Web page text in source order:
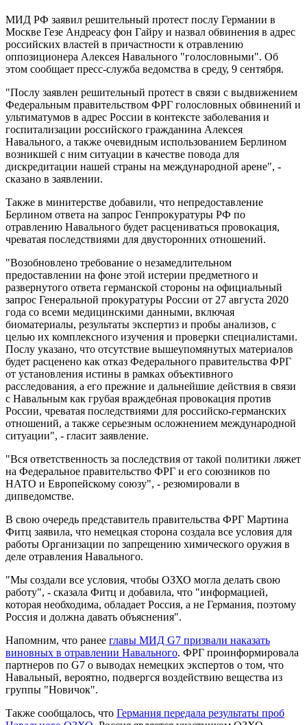
МИД РФ заявил решительный протест послу Германии в
Москве Гезе Андреасу фон Гайру и назвал обвинения в адрес
российских властей в причастности к отравлению
оппозиционера Алексея Навального "голословными". Об
этом сообщает пресс-служба ведомства в среду, 9 сентября.
"Послу заявлен решительный протест в связи с выдвижением
Федеральным правительством ФРГ голословных обвинений и
ультиматумов в адрес России в контексте заболевания и
госпитализации российского гражданина Алексея
Навального, а также очевидным использованием Берлином
возникшей с ним ситуации в качестве повода для
дискредитации нашей страны на международной арене", -
сказано в заявлении.
Также в минитерстве добавили, что непредоставление
Берлином ответа на запрос Генпрокуратуры РФ по
отравлению Навального будет расцениваться провокация,
чреватая последствиями для двусторонних отношений.
"Возобновлено требование о незамедлительном
предоставлении на фоне этой истерии предметного и
развернутого ответа германской стороны на официальный
запрос Генеральной прокуратуры России от 27 августа 2020
года со всеми медицинскими данными, включая
биоматериалы, результаты экспертиз и пробы анализов, с
целью их комплексного изучения и проверки специалистами.
Послу указано, что отсутствие вышеупомянутых материалов
будет расценено как отказ Федерального правительства ФРГ
от установления истины в рамках объективного
расследования, а его прежние и дальнейшие действия в связи
с Навальным как грубая враждебная провокация против
России, чреватая последствиями для российско-германских
отношений, а также серьезным осложнением международной
ситуации", - гласит заявление.
"Вся ответственность за последствия от такой политики ляжет
на Федеральное правительство ФРГ и его союзников по
НАТО и Европейскому союзу", - резюмировали в
дипведомстве.
В свою очередь представитель правительства ФРГ Мартина
Фитц заявила, что немецкая сторона создала все условия для
работы Организации по запрещению химического оружия в
деле отравления Навального.
"Мы создали все условия, чтобы ОЗХО могла делать свою
работу", - сказала Фитц и добавила, что "информацией,
которая необходима, обладает Россия, а не Германия, поэтому
Россия и должна давать объяснения".
Напомним, что ранее главы МИД G7 призвали наказать
виновных в отравлении Навального. ФРГ проинформировала
партнеров по G7 о выводах немецких экспертов о том, что
Навальный, вероятно, подвергся воздействию вещества из
группы "Новичок".
Также сообщалось, что Германия передала результаты проб